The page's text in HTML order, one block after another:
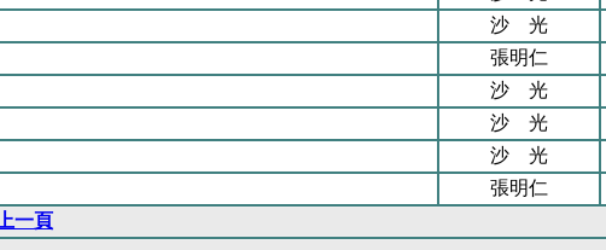
沙 光
張明仁
沙 光
沙 光
沙 光
張明仁
上一頁